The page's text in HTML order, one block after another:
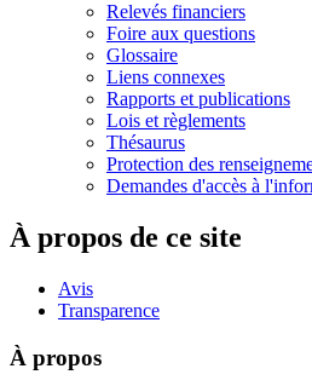
Relevés financiers
Foire aux questions
Glossaire
Liens connexes
Rapports et publications
Lois et règlements
Thésaurus
Protection des
Demandes d'accès à
À propos de ce site
Avis
Transparence
À propos